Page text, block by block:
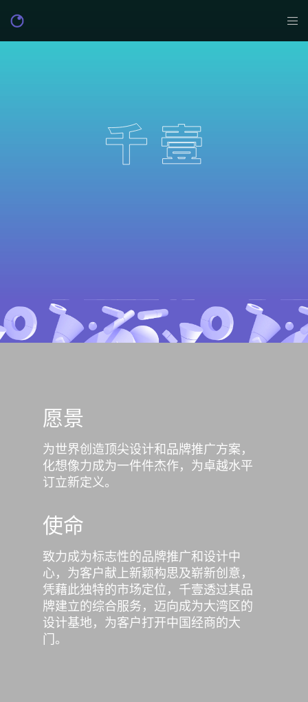
愿景
为世界创造顶尖设计和品牌推广方案，
化想像力成为一件件杰作，为卓越水平
订立新定义。
使命
致力成为标志性的品牌推广和设计中
心，为客户献上新颖构思及崭新创意，
凭藉此独特的市场定位，千壹透过其品
牌建立的综合服务，迈向成为大湾区的
设计基地，为客户打开中国经商的大
门。